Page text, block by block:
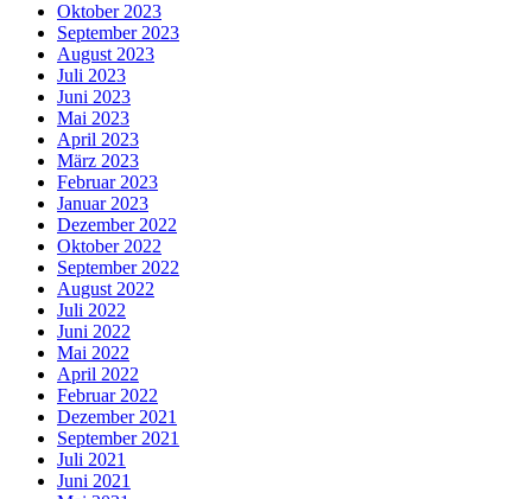
Oktober 2023
September 2023
August 2023
Juli 2023
Juni 2023
Mai 2023
April 2023
März 2023
Februar 2023
Januar 2023
Dezember 2022
Oktober 2022
September 2022
August 2022
Juli 2022
Juni 2022
Mai 2022
April 2022
Februar 2022
Dezember 2021
September 2021
Juli 2021
Juni 2021